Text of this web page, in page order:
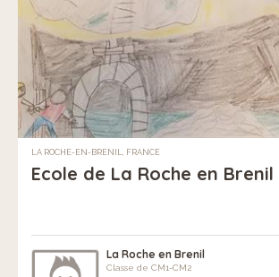
LA ROCHE-EN-BRENIL, FRANCE
Ecole de La Roche en Brenil
La Roche en Brenil
Classe de CM1-CM2